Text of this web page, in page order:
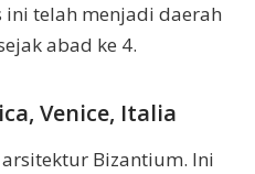
telah menjadi daerah
abad ke 4.
Venice, Italia
Bizantium. Ini